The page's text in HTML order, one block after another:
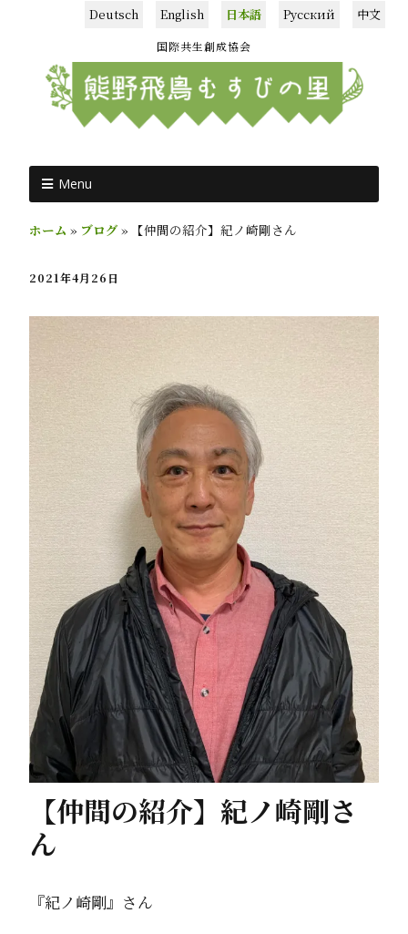
Deutsch English 日本語 Русский 中文
国際共生創成協会
Menu
ホーム » ブログ » 【仲間の紹介】紀ノ崎剛さん
2021年4月26日
【仲間の紹介】紀ノ崎剛さ
ん
『紀ノ崎剛』さん